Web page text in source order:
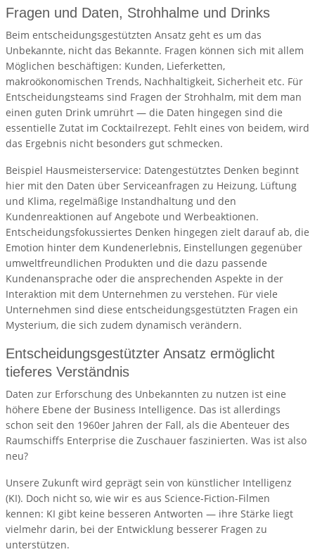
Fragen und Daten, Strohhalme und Drinks
Beim entscheidungsgestützten Ansatz geht es um das
Unbekannte, nicht das Bekannte. Fragen können sich mit allem
Möglichen beschäftigen: Kunden, Lieferketten,
makroökonomischen Trends, Nachhaltigkeit, Sicherheit etc. Für
Entscheidungsteams sind Fragen der Strohhalm, mit dem man
einen guten Drink umrührt — die Daten hingegen sind die
essentielle Zutat im Cocktailrezept. Fehlt eines von beidem, wird
das Ergebnis nicht besonders gut schmecken.
Beispiel Hausmeisterservice: Datengestütztes Denken beginnt
hier mit den Daten über Serviceanfragen zu Heizung, Lüftung
und Klima, regelmäßige Instandhaltung und den
Kundenreaktionen auf Angebote und Werbeaktionen.
Entscheidungsfokussiertes Denken hingegen zielt darauf ab, die
Emotion hinter dem Kundenerlebnis, Einstellungen gegenüber
umweltfreundlichen Produkten und die dazu passende
Kundenansprache oder die ansprechenden Aspekte in der
Interaktion mit dem Unternehmen zu verstehen. Für viele
Unternehmen sind diese entscheidungsgestützten Fragen ein
Mysterium, die sich zudem dynamisch verändern.
Entscheidungsgestützter Ansatz ermöglicht
tieferes Verständnis
Daten zur Erforschung des Unbekannten zu nutzen ist eine
höhere Ebene der Business Intelligence. Das ist allerdings
schon seit den 1960er Jahren der Fall, als die Abenteuer des
Raumschiffs Enterprise die Zuschauer faszinierten. Was ist also
neu?
Unsere Zukunft wird geprägt sein von künstlicher Intelligenz
(KI). Doch nicht so, wie wir es aus Science-Fiction-Filmen
kennen: KI gibt keine besseren Antworten — ihre Stärke liegt
vielmehr darin, bei der Entwicklung besserer Fragen zu
unterstützen.